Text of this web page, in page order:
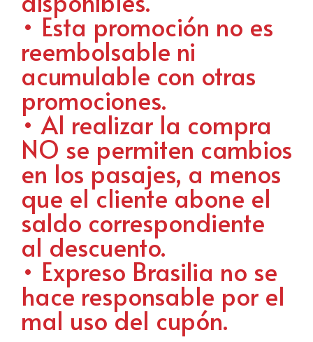
• Esta promoción no es
reembolsable ni
acumulable con otras
promociones.
• Al realizar la compra
NO se permiten cambios
en los pasajes, a menos
que el cliente abone el
saldo correspondiente
al descuento.
• Expreso Brasilia no se
hace responsable por el
mal uso del cupón.